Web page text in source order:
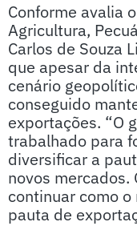
Conforme avalia
Agricultura,
Carlos de Souza
que apesar da
cenário
conseguido
exportações. “O
trabalhado para
diversificar a
novos mercados.
continuar como
pauta de